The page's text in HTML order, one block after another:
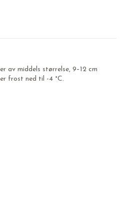
av middels størrelse, 9–12 cm
frost ned til -4 °C.